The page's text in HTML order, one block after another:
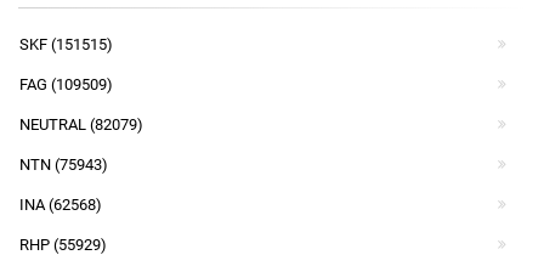
SKF (151515)
FAG (109509)
NEUTRAL (82079)
NTN (75943)
INA (62568)
RHP (55929)